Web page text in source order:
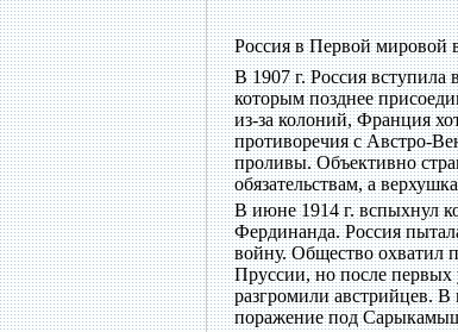
Россия в Первой мировой
В 1907 г. Россия
которым позднее
из-за колоний, Франция
противоречия с Австро-
проливы. Объективно
обязательствам, а
В июне 1914 г. вспыхнул
Фердинанда. Россия
войну. Общество охватил
Пруссии, но после первых
разгромили австрийцев.
поражение под